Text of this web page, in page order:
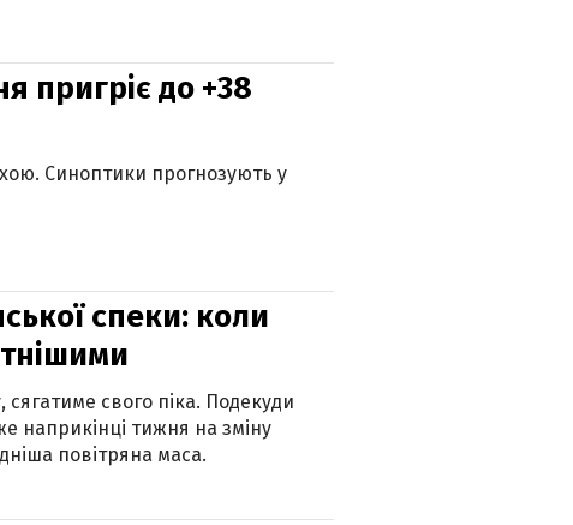
пригріє до +38
Синоптики прогнозують у
спеки: коли
свого піка. Подекуди
наприкінці тижня на зміну
повітряна маса.